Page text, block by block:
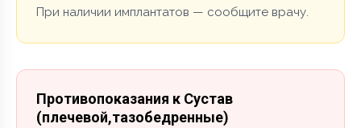
При наличии имплантатов — сообщите врачу.
Противопоказания к Сустав
(плечевой,тазобедренные)